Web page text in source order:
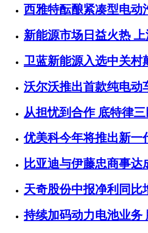
西雅特酝酿紧凑型电动
新能源市场日益火热
卫蓝新能源入选中关村
沃尔沃推出首款纯电动
从担忧到合作 底特律
优美科今年将推出新一
比亚迪与伊藤忠商事达
天奇股份中报净利同比
持续加码动力电池业务